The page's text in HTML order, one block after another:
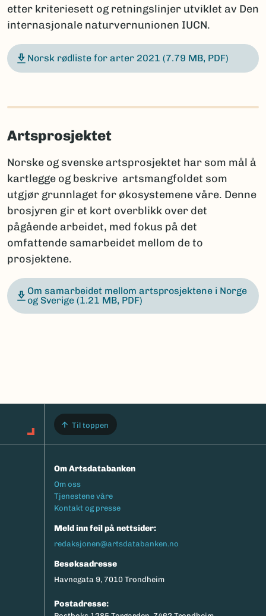
etter kriteriesett og retningslinjer utviklet av Den
internasjonale naturvernunionen IUCN.
Norsk rødliste for arter 2021 (7.79 MB, PDF)
Artsprosjektet
Norske og svenske artsprosjektet har som mål å
kartlegge og beskrive artsmangfoldet som
utgjør grunnlaget for økosystemene våre. Denne
brosjyren gir et kort overblikk over det
pågående arbeidet, med fokus på det
omfattende samarbeidet mellom de to
prosjektene.
Om samarbeidet mellom artsprosjektene i Norge
og Sverige (1.21 MB, PDF)
Til toppen
Om Artsdatabanken
Footermeny
Om oss
Tjenestene våre
Kontakt og presse
Meld inn feil på nettsider:
redaksjonen@artsdatabanken.no
Besøksadresse
Havnegata 9, 7010 Trondheim
Postadresse: